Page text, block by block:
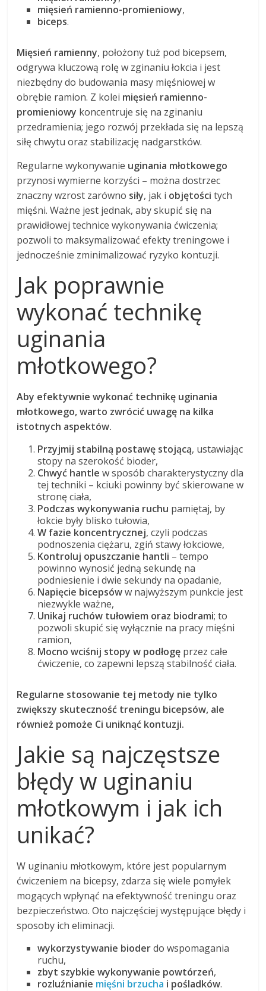
mięsień ramienno-promieniowy,
biceps.
Mięsień ramienny, położony tuż pod bicepsem,
odgrywa kluczową rolę w zginaniu łokcia i jest
niezbędny do budowania masy mięśniowej w
obrębie ramion. Z kolei mięsień ramienno-
promieniowy koncentruje się na zginaniu
przedramienia; jego rozwój przekłada się na lepszą
siłę chwytu oraz stabilizację nadgarstków.
Regularne wykonywanie uginania młotkowego
przynosi wymierne korzyści – można dostrzec
znaczny wzrost zarówno siły, jak i objętości tych
mięśni. Ważne jest jednak, aby skupić się na
prawidłowej technice wykonywania ćwiczenia;
pozwoli to maksymalizować efekty treningowe i
jednocześnie zminimalizować ryzyko kontuzji.
Jak poprawnie
wykonać technikę
uginania
młotkowego?
Aby efektywnie wykonać technikę uginania
młotkowego, warto zwrócić uwagę na kilka
istotnych aspektów.
Przyjmij stabilną postawę stojącą, ustawiając
stopy na szerokość bioder,
Chwyć hantle w sposób charakterystyczny dla
tej techniki – kciuki powinny być skierowane w
stronę ciała,
Podczas wykonywania ruchu pamiętaj, by
łokcie były blisko tułowia,
W fazie koncentrycznej, czyli podczas
podnoszenia ciężaru, zgiń stawy łokciowe,
Kontroluj opuszczanie hantli – tempo
powinno wynosić jedną sekundę na
podniesienie i dwie sekundy na opadanie,
Napięcie bicepsóww najwyższym punkcie jest
niezwykle ważne,
Unikaj ruchów tułowiem oraz biodrami; to
pozwoli skupić się wyłącznie na pracy mięśni
ramion,
Mocno wciśnij stopy w podłogę przez całe
ćwiczenie, co zapewni lepszą stabilność ciała.
Regularne stosowanie tej metody nie tylko
zwiększy skuteczność treningu bicepsów, ale
również pomoże Ci uniknąć kontuzji.
Jakie są najczęstsze
błędy w uginaniu
młotkowym i jak ich
unikać?
W uginaniu młotkowym, które jest popularnym
ćwiczeniem na bicepsy, zdarza się wiele pomyłek
mogących wpłynąć na efektywność treningu oraz
bezpieczeństwo. Oto najczęściej występujące błędy i
sposoby ich eliminacji.
wykorzystywanie bioderdo wspomagania
ruchu,
zbyt szybkie wykonywanie powtórzeń,
rozluźnianie mięśni brzucha i pośladków.